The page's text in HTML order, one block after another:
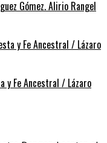
Gómez. Alirio Rangel
y Fe Ancestral / Lázaro